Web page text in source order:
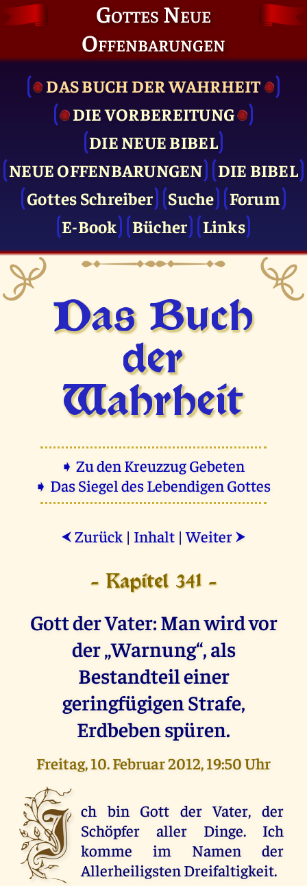
Gottes Neue
Offenbarungen
DAS BUCH DER WAHRHEIT
DIE VOR­BEREITUNG
DIE NEUE BIBEL
NEUE OFFENBARUNGEN
DIE BIBEL
Gottes Schreiber
Suche
Forum
E-Book
Bücher Links
Das Buch
der
Wahrheit
➧ Zu den Kreuzzug Gebeten
➧ Das Siegel des Lebendigen Gottes
⮜ Zurück | Inhalt |Weiter ⮞
- Kapitel 341 -
Gott der Vater: Man wird vor
der „Warnung“, als
Bestandteil einer
geringfügigen Strafe,
Erdbeben spüren.
Freitag, 10. Februar 2012, 19:50 Uhr
I ch bin Gott der Vater, der
Schöpfer aller Dinge. Ich
komme im Namen der
Allerheiligsten Dreifaltigkeit.